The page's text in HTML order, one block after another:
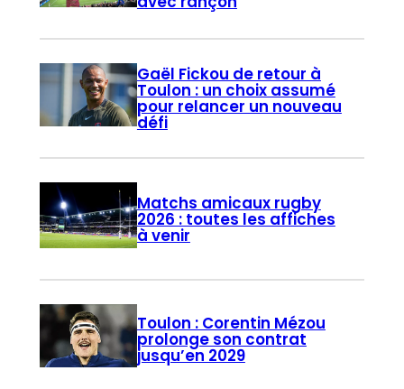
Gaël Fickou de retour à
Toulon : un choix assumé
pour relancer un nouveau
défi
Matchs amicaux rugby
2026 : toutes les affiches
à venir
Toulon : Corentin Mézou
prolonge son contrat
jusqu’en 2029